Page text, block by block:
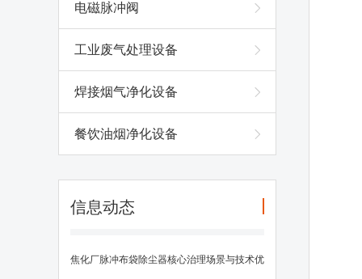
电磁脉冲阀
工业废气处理设备
焊接烟气净化设备
餐饮油烟净化设备
信息动态
焦化厂脉冲布袋除尘器核心治理场景与技术优